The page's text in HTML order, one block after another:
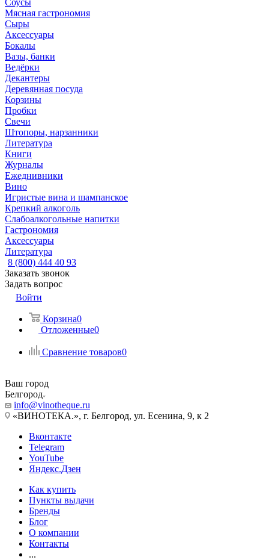
Соусы
Мясная гастрономия
Сыры
Аксессуары
Бокалы
Вазы, банки
Ведёрки
Декантеры
Деревянная посуда
Корзины
Пробки
Свечи
Штопоры, нарзанники
Литература
Книги
Журналы
Ежеднивники
Вино
Игристые вина и шампанское
Крепкий алкоголь
Слабоалкогольные напитки
Гастрономия
Аксессуары
Литература
8 (800) 444 40 93
Заказать звонок
Задать вопрос
Войти
Корзина0
Отложенные0
Сравнение товаров0
Ваш город
Белгород
info@vinotheque.ru
«ВИНОТЕКА.», г. Белгород, ул. Есенина, 9, к 2
Вконтакте
Telegram
YouTube
Яндекс.Дзен
Как купить
Пункты выдачи
Бренды
Блог
О компании
Контакты
...